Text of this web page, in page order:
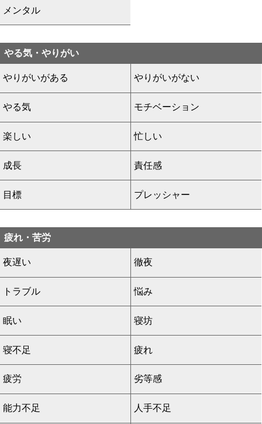
メンタル
やる気・やりがい
やりがいがある やりがいがない
やる気 モチベーション
楽しい 忙しい
成長 責任感
目標 プレッシャー
疲れ・苦労
夜遅い 徹夜
トラブル 悩み
眠い 寝坊
寝不足 疲れ
疲労 劣等感
能力不足 人手不足